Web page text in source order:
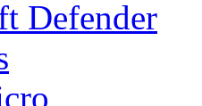
Defender